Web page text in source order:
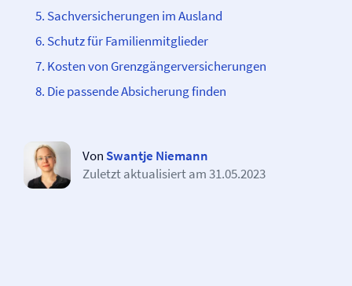
Sach­­versicherungen im Ausland
Schutz für Familienmitglieder
Kosten von Grenzgänger­­versicherungen
Die passende Absicherung finden
Von Swantje Niemann
Zuletzt aktualisiert am31.05.2023